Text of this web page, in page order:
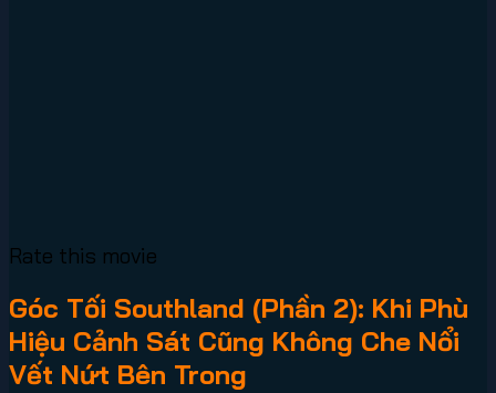
Rate this movie
Góc Tối Southland (Phần 2): Khi Phù
Hiệu Cảnh Sát Cũng Không Che Nổi
Vết Nứt Bên Trong